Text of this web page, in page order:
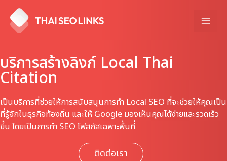
content
บริการสร้างลิงก์ Local Thai
Citation
เป็นบริการที่ช่วยให้การสนับสนุนการทำ Local SEO ที่จะช่วยให้คุณเป็น
ที่รู้จักในธุรกิจท้องถิ่น และให้ Google มองเห็นคุณได้ง่ายและรวดเร็ว
ขึ้น โดยเป็นการทำ SEO โฟสกัสเฉพาะพื้นที่
ติดต่อเรา